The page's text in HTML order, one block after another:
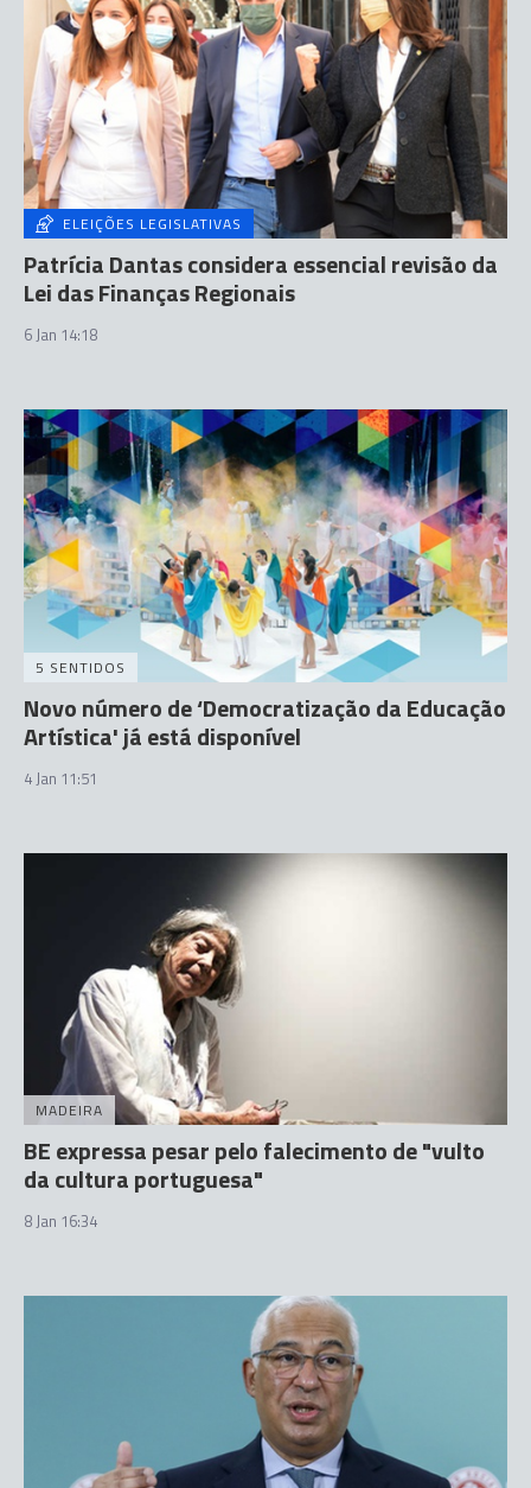
ELEIÇÕES LEGISLATIVAS
Patrícia Dantas considera essencial revisão da
Lei das Finanças Regionais
6 Jan 14:18
5 SENTIDOS
Novo número de ‘Democratização da Educação
Artística' já está disponível
4 Jan 11:51
MADEIRA
BE expressa pesar pelo falecimento de "vulto
da cultura portuguesa"
8 Jan 16:34